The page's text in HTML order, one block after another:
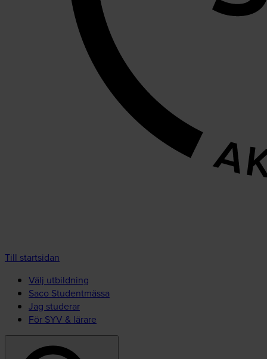
Till startsidan
Välj utbildning
Saco Studentmässa
Jag studerar
För SYV & lärare